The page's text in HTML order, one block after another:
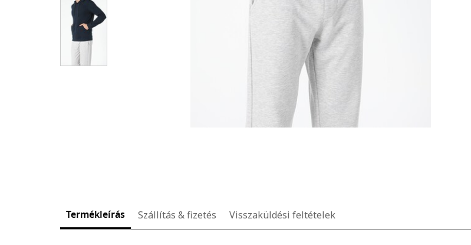
Termékleírás Szállítás & fizetés Visszaküldési feltételek